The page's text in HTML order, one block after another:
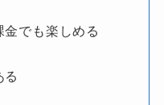
でも楽しめる
る